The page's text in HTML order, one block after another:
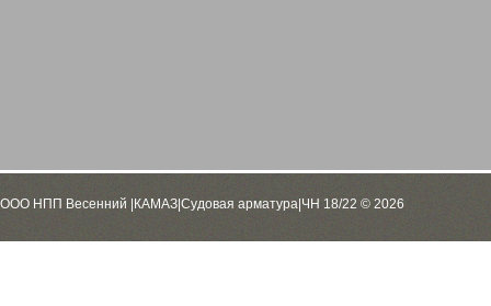
ООО НПП Весенний |КАМАЗ|Судовая арматура|ЧН 18/22 © 2026